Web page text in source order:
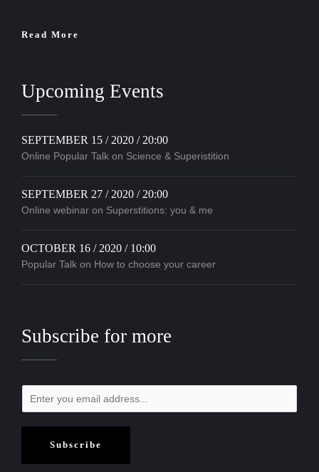
Read More
Upcoming Events
SEPTEMBER 15 / 2020 / 20:00
Online Popular Talk on Science & Superistition
SEPTEMBER 27 / 2020 / 20:00
Online webinar on Superstitions: you & me
OCTOBER 16 / 2020 / 10:00
Popular Talk on How to choose your career
Subscribe for more
Subscribe